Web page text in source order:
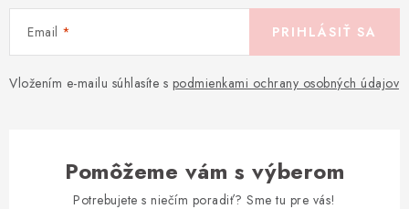
Email
Vložením e-mailu súhlasíte s podmienkami ochrany osobných údajov
PRIHLÁSIŤ SA
Pomôžeme vám s výberom
Potrebujete s niečím poradiť? Sme tu pre vás!